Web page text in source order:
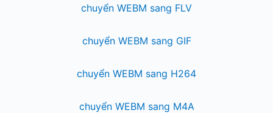
chuyển WEBM sang FLV
chuyển WEBM sang GIF
chuyển WEBM sang H264
chuyển WEBM sang M4A